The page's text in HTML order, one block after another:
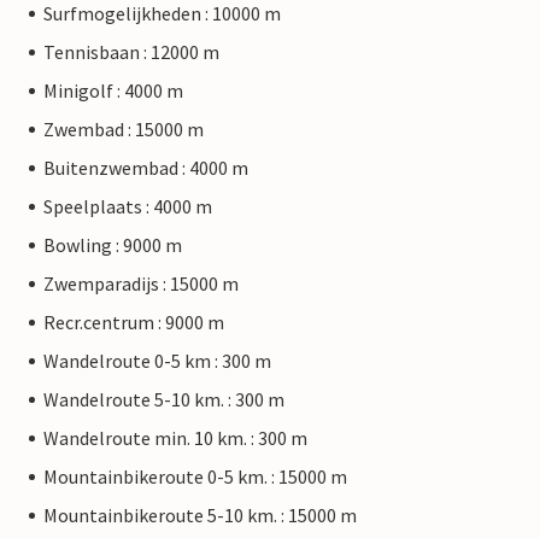
Surfmogelijkheden : 10000 m
Tennisbaan : 12000 m
Minigolf : 4000 m
Zwembad : 15000 m
Buitenzwembad : 4000 m
Speelplaats : 4000 m
Bowling : 9000 m
Zwemparadijs : 15000 m
Recr.centrum : 9000 m
Wandelroute 0-5 km : 300 m
Wandelroute 5-10 km. : 300 m
Wandelroute min. 10 km. : 300 m
Mountainbikeroute 0-5 km. : 15000 m
Mountainbikeroute 5-10 km. : 15000 m